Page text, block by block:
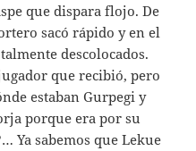
que dispara flojo. De
sacó rápido y en el
descolocados.
que recibió, pero
estaban Gurpegi y
porque era por su
Ya sabemos que Lekue